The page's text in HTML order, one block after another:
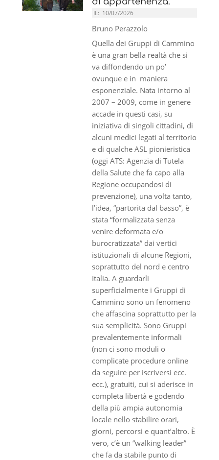
IL: 10/07/2026
Bruno Perazzolo
Quella dei Gruppi di Cammino
è una gran bella realtà che si
va diffondendo un po’
ovunque e in maniera
esponenziale. Nata intorno al
2007 – 2009, come in genere
accade in questi casi, su
iniziativa di singoli cittadini, di
alcuni medici legati al territorio
e di qualche ASL pionieristica
(oggi ATS: Agenzia di Tutela
della Salute che fa capo alla
Regione occupandosi di
prevenzione), una volta tanto,
l’idea, “partorita dal basso”, è
stata “formalizzata senza
venire deformata e/o
burocratizzata” dai vertici
istituzionali di alcune Regioni,
soprattutto del nord e centro
Italia. A guardarli
superficialmente i Gruppi di
Cammino sono un fenomeno
che affascina soprattutto per la
sua semplicità. Sono Gruppi
prevalentemente informali
(non ci sono moduli o
complicate procedure online
da seguire per iscriversi ecc.
ecc.), gratuiti, cui si aderisce in
completa libertà e godendo
della più ampia autonomia
locale nello stabilire orari,
giorni, percorsi e quant’altro. È
vero, c’è un “walking leader”
che fa da stabile punto di